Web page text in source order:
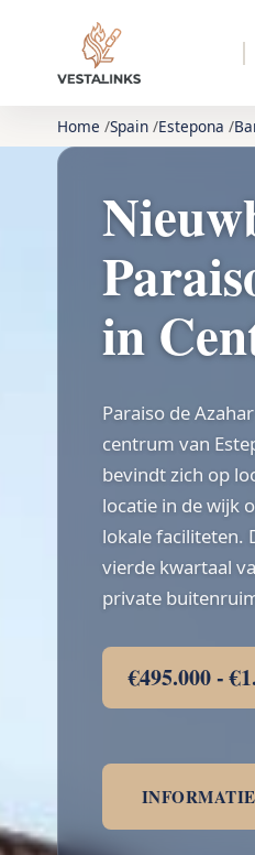
Home Spain Estepona
in
Paraiso de
centrum van
bevindt zich op
locatie in de wijk
lokale faciliteten.
vierde kwartaal
private
€495.000 -